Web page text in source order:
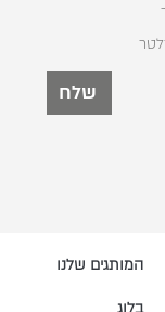
שלח
המותגים שלנו